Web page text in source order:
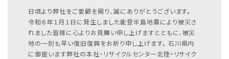
日頃より弊社をご愛顧を賜り、誠にありがとうございます。
令和６年１月１日に発生しました能登半島地震により被災さ
れました皆様に心よりお見舞い申し上げますとともに、被災
地の一刻も早い復旧復興をお祈り申し上げます。 石川県内
に御座います弊社の本社・リサイクルセンター北陸・リサイク